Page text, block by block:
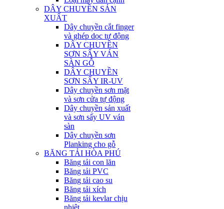
DÂY CHUYỀN SẢN
XUẤT
Dây chuyền cắt finger
và ghép dọc tự động
DÂY CHUYỀN
SƠN SẤY VÁN
SÀN GỖ
DÂY CHUYỀN
SƠN SẤY IR-UV
Dây chuyền sơn mặt
và sơn cửa tự động
Dây chuyền sản xuất
và sơn sấy UV ván
sàn
Dây chuyền sơn
Planking cho gỗ
BĂNG TẢI HÒA PHÚ
Băng tải con lăn
Băng tải PVC
Băng tải cao su
Băng tải xích
Băng tải kevlar chịu
nhiệt